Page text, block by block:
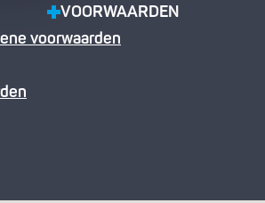
VOORWAARDEN
voorwaarden